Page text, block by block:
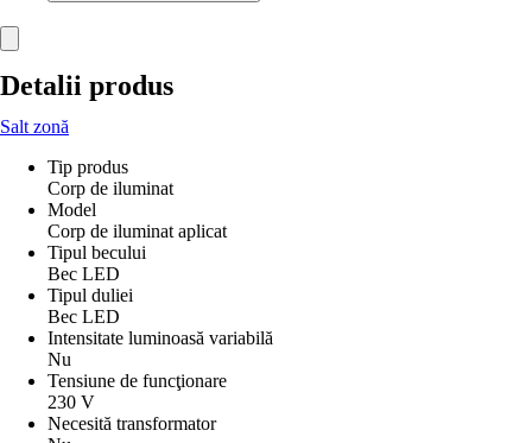
Detalii produs
Salt zonă
Tip produs
Corp de iluminat
Model
Corp de iluminat aplicat
Tipul becului
Bec LED
Tipul duliei
Bec LED
Intensitate luminoasă variabilă
Nu
Tensiune de funcţionare
230 V
Necesită transformator